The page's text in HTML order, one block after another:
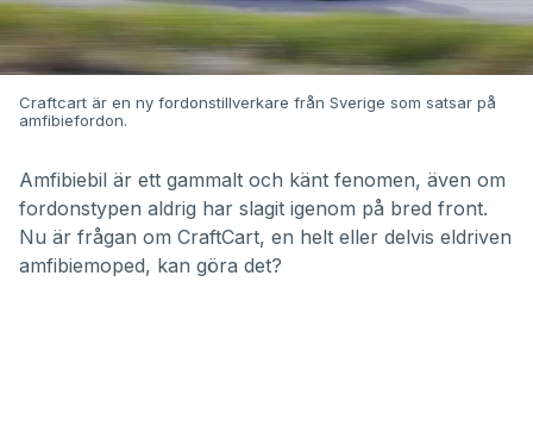
Craftcart är en ny fordonstillverkare från Sverige som satsar på
amfibiefordon.
Amfibiebil är ett gammalt och känt fenomen, även om
fordonstypen aldrig har slagit igenom på bred front.
Nu är frågan om CraftCart, en helt eller delvis eldriven
amfibiemoped, kan göra det?